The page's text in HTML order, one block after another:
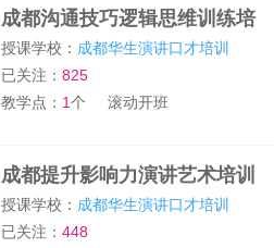
成都沟通技巧逻辑思维训练培
训班
授课学校： 成都华生演讲口才培训
已关注：825
教学点： 1个 滚动开班
成都提升影响力演讲艺术培训
班
授课学校： 成都华生演讲口才培训
已关注：448